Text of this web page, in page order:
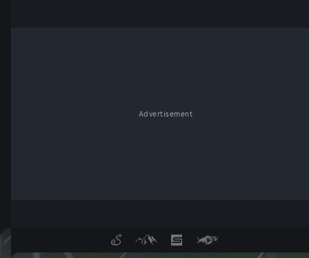
Advertisement
Rettungsprojekt Sakerfalke -